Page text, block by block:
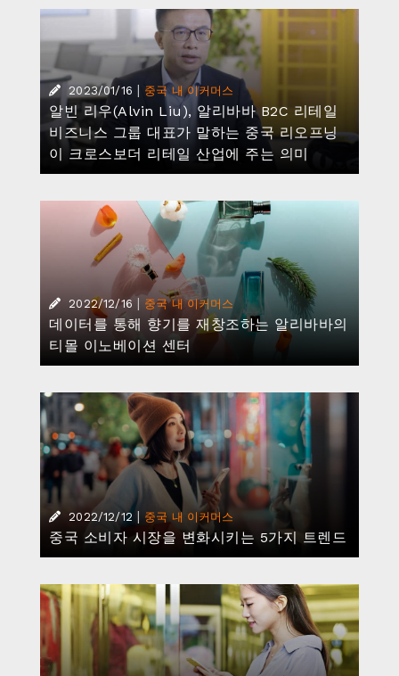
2023/01/16 | 중국 내 이커머스
알빈 리우(Alvin Liu), 알리바바 B2C 리테일
비즈니스 그룹 대표가 말하는 중국 리오프닝
이 크로스보더 리테일 산업에 주는 의미
2022/12/16 | 중국 내 이커머스
데이터를 통해 향기를 재창조하는 알리바바의
티몰 이노베이션 센터
2022/12/12 | 중국 내 이커머스
중국 소비자 시장을 변화시키는 5가지 트렌드